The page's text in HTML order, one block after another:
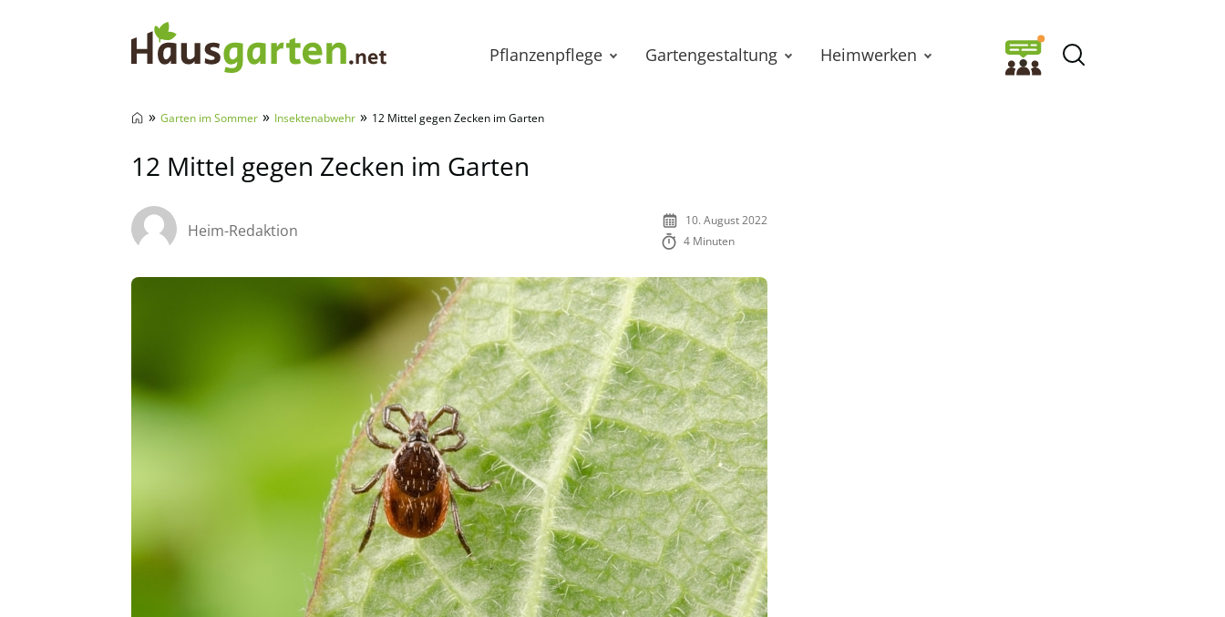
Pflanzenpflege Gartengestaltung Heimwerken
» Garten im Sommer » Insektenabwehr » 12 Mittel gegen Zecken im Garten
12 Mittel gegen Zecken im Garten
Heim-Redaktion
10. August 2022
4 Minuten